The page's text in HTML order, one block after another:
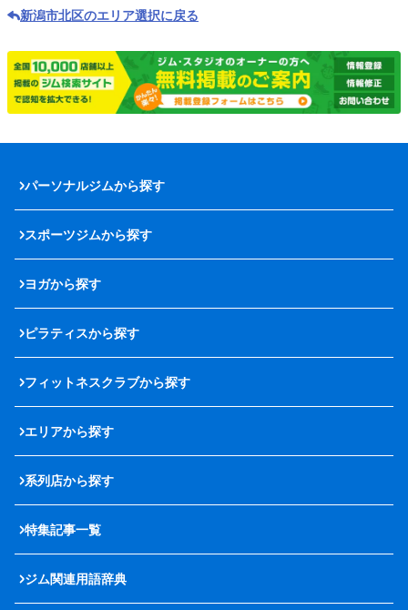
新潟市北区のエリア選択に戻る
パーソナルジムから探す
スポーツジムから探す
ヨガから探す
ピラティスから探す
フィットネスクラブから探す
エリアから探す
系列店から探す
特集記事一覧
ジム関連用語辞典